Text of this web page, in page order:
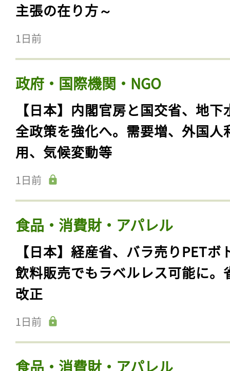
主張の在り方～
1日前
政府・国際機関・NGO
【日本】内閣官房と国交省、地下
全政策を強化へ。需要増、外国人
用、気候変動等
1日前
食品・消費財・アパレル
【日本】経産省、バラ売りPETボ
飲料販売でもラベルレス可能に。
改正
1日前
食品・消費財・アパレル